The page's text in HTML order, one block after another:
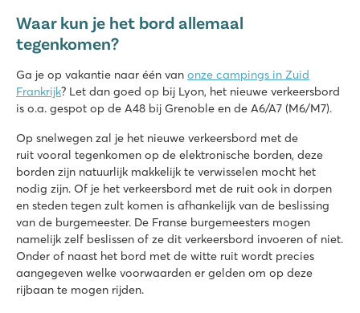
Waar kun je het bord allemaal
tegenkomen?
Ga je op vakantie naar één van onze campings in Zuid
Frankrijk? Let dan goed op bij Lyon, het nieuwe verkeersbord
is o.a. gespot op de A48 bij Grenoble en de A6/A7 (M6/M7).
Op snelwegen zal je het nieuwe verkeersbord met de
ruit vooral tegenkomen op de elektronische borden, deze
borden zijn natuurlijk makkelijk te verwisselen mocht het
nodig zijn. Of je het verkeersbord met de ruit ook in dorpen
en steden tegen zult komen is afhankelijk van de beslissing
van de burgemeester. De Franse burgemeesters mogen
namelijk zelf beslissen of ze dit verkeersbord invoeren of niet.
Onder of naast het bord met de witte ruit wordt precies
aangegeven welke voorwaarden er gelden om op deze
rijbaan te mogen rijden.